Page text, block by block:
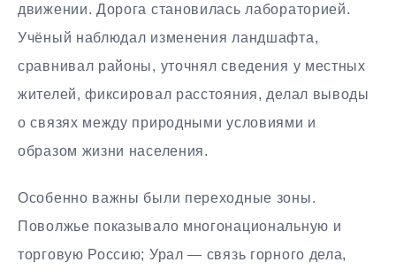
движении. Дорога становилась лабораторией.
Учёный наблюдал изменения ландшафта,
сравнивал районы, уточнял сведения у местных
жителей, фиксировал расстояния, делал выводы
о связях между природными условиями и
образом жизни населения.
Особенно важны были переходные зоны.
Поволжье показывало многонациональную и
торговую Россию; Урал — связь горного дела,